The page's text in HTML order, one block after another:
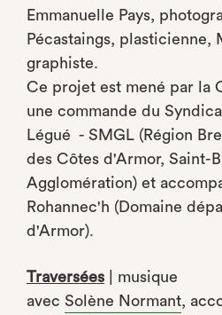
Emmanuelle Pays,
Pécastaings, plasticienne,
graphiste.
Ce projet est mené par la
une commande du
Légué - SMGL (Région
des Côtes d'Armor, Saint-
Agglomération) et
Rohannec'h (Domaine
d'Armor).
Traversées | musique
avec Solène Normant,